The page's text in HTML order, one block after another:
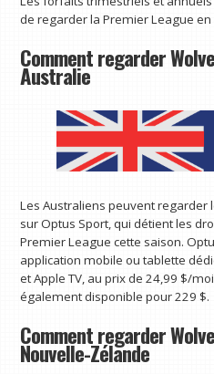
de regarder la Premier League en
Comment regarder
Australie
Les Australiens peuvent regarder
sur Optus Sport, qui détient les
Premier League cette saison.
application mobile ou tablette
et Apple TV, au prix de 24,99 $/
également disponible pour 229 $.
Comment regarder
Nouvelle-Zélande